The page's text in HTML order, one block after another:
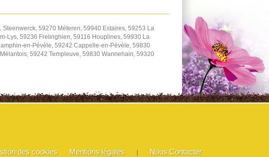
59270 Méteren, 59940 Estaires, 59253 La
Lys, 59236 Frelinghien, 59116 Houplines, 59930 La
en-Pévèle, 59242 Cappelle-en-Pévèle, 59830
59242 Templeuve, 59830 Wannehain, 59320
des cookies Mentions légales Nous Contacter